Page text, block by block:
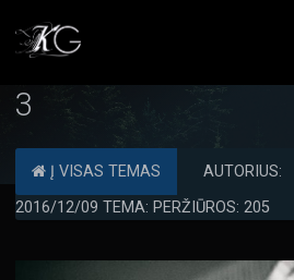
3
Į VISAS TEMAS AUTORIUS:
2016/12/09 TEMA: PERŽIŪROS: 205